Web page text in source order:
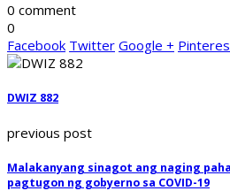
0 comment
0
Facebook Twitter Google +
DWIZ 882
previous post
Malakanyang sinagot ang naging
pagtugon ng gobyerno sa COVID-19